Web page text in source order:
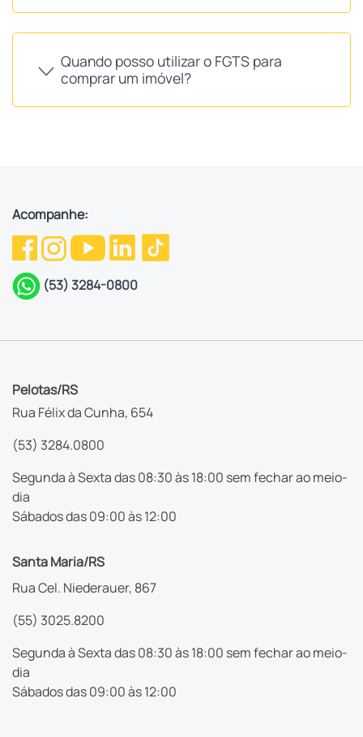
Quando posso utilizar o FGTS para
comprar um imóvel?
Acompanhe:
(53) 3284-0800
Pelotas/RS
Rua Félix da Cunha, 654
(53) 3284.0800
Segunda à Sexta das 08:30 às 18:00 sem fechar ao meio-
dia
Sábados das 09:00 às 12:00
Santa Maria/RS
Rua Cel. Niederauer, 867
(55) 3025.8200
Segunda à Sexta das 08:30 às 18:00 sem fechar ao meio-
dia
Sábados das 09:00 às 12:00